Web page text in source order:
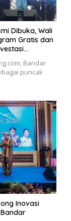
Dibuka, Wali
Gratis dan
Bandar
puncak
Inovasi